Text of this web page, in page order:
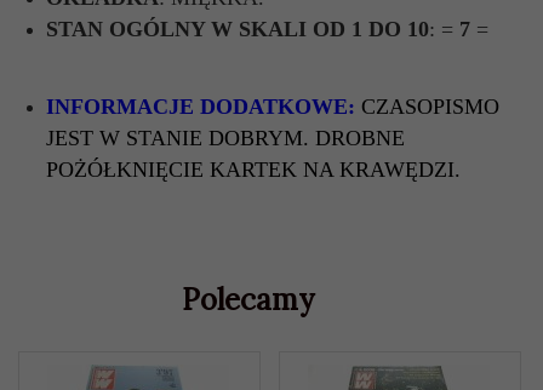
STAN OGÓLNY W SKALI OD 1 DO 10: = 7 =
INFORMACJE DODATKOWE: CZASOPISMO
JEST W STANIE DOBRYM. DROBNE
POŻÓŁKNIĘCIE KARTEK NA KRAWĘDZI.
Polecamy